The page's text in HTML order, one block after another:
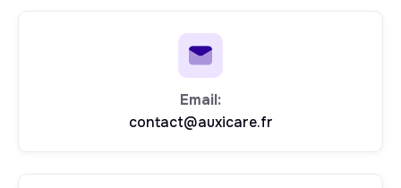
Email:
contact@auxicare.fr